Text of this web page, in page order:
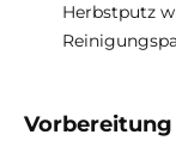
Herbstputz